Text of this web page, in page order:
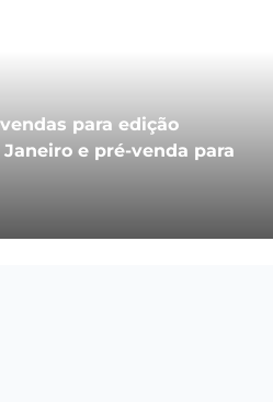
para edição
e pré-venda para